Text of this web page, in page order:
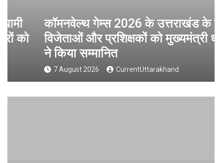
कॉमनवेल्थ गेम्स 2026 के उत्तराखंड के पदक
विजेताओं और प्रशिक्षकों को मुख्यमंत्री धामी
ने किया सम्मानित
7 August 2026 CurrentUttarakhand